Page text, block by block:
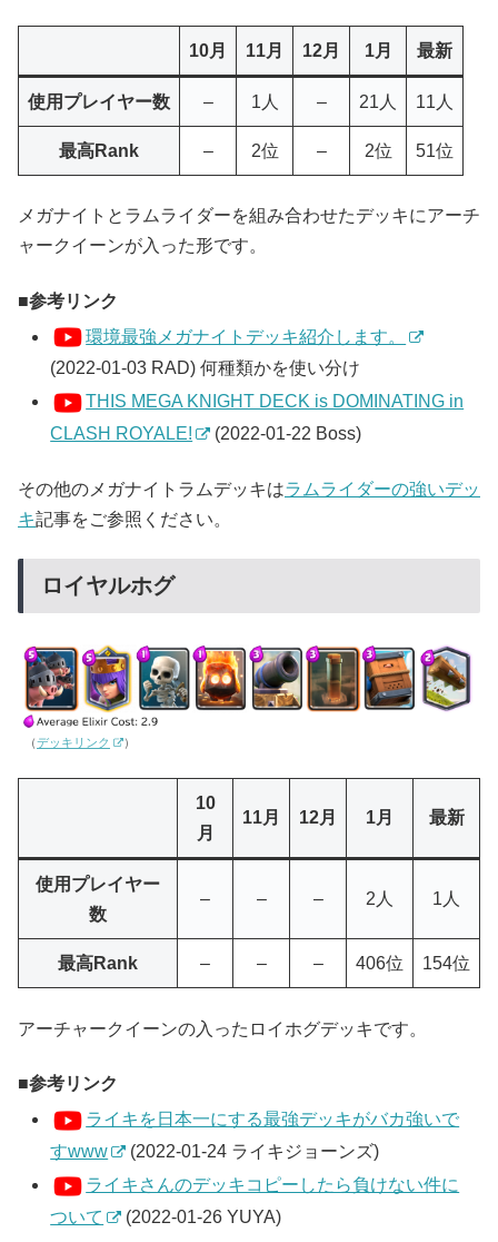
10月 11月 12月 1月 最新
使用プレイヤー数 – 1人 – 21人 11人
最高Rank – 2位 – 2位 51位
メガナイトとラムライダーを組み合わせたデッキにアーチ
ャークイーンが入った形です。
参考リンク
環境最強メガナイトデッキ紹介します。
(2022-01-03 RAD) 何種類かを使い分け
THIS MEGA KNIGHT DECK is DOMINATING in
CLASH ROYALE!
(2022-01-22 Boss)
その他のメガナイトラムデッキはラムライダーの強いデッ
キ記事をご参照ください。
ロイヤルホグ
（デッキリンク ）
10
月
11月 12月 1月 最新
使用プレイヤー
数
– – – 2人 1人
最高Rank – – – 406位 154位
アーチャークイーンの入ったロイホグデッキです。
参考リンク
ライキを日本一にする最強デッキがバカ強いで
すwww
(2022-01-24 ライキジョーンズ)
ライキさんのデッキコピーしたら負けない件に
ついて
(2022-01-26 YUYA)